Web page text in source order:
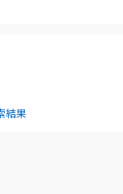
結果